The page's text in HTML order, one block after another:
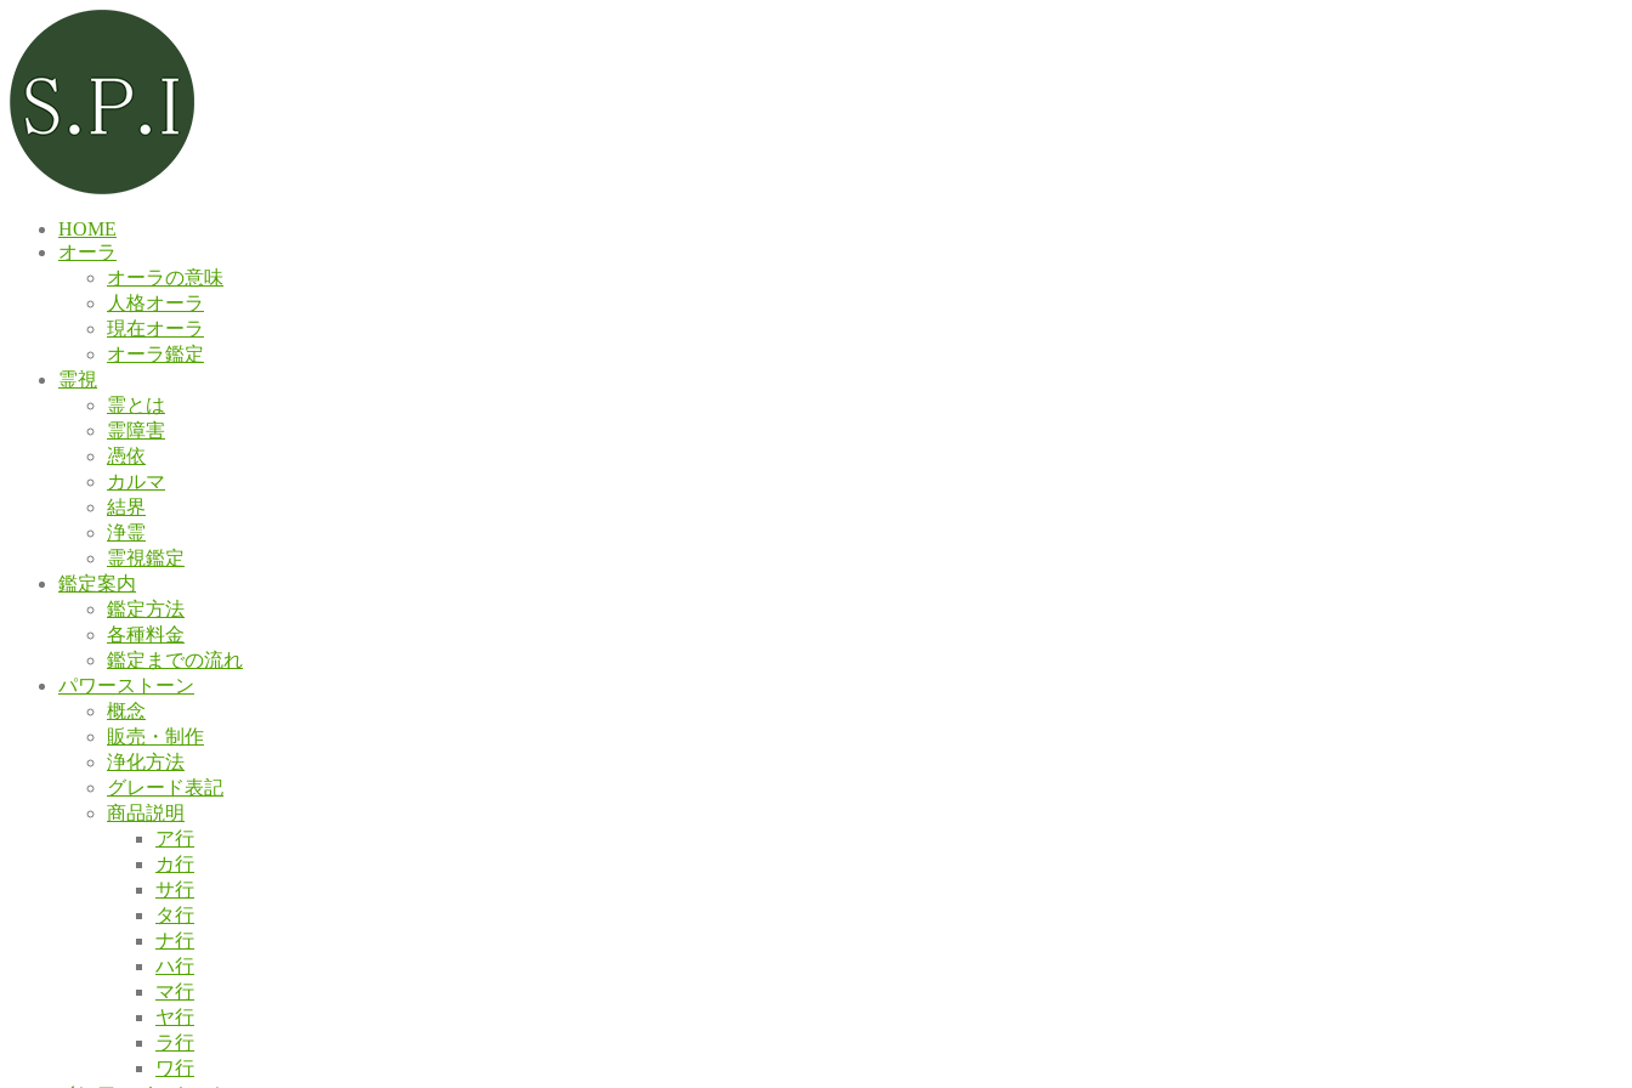
HOME
オーラ
オーラの意味
人格オーラ
現在オーラ
オーラ鑑定
霊視
霊とは
霊障害
憑依
カルマ
結界
浄霊
霊視鑑定
鑑定案内
鑑定方法
各種料金
鑑定までの流れ
パワーストーン
概念
販売・制作
浄化方法
グレード表記
商品説明
ア行
カ行
サ行
タ行
ナ行
ハ行
マ行
ヤ行
ラ行
ワ行